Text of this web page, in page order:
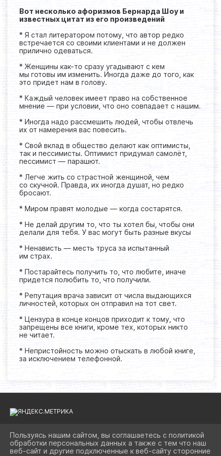
Вот несколько афоризмов Бернарда Шоу и
известных цитат из его произведений
* Я стал литератором потому, что автор редко
встречается со своими клиентами и не должен
прилично одеваться.
* Женщины как-то сразу угадывают с кем
мы готовы им изменить. Иногда даже до того, как
это придет нам в голову.
* Каждый человек имеет право на собственное
мнение — при условии, что оно совпадает с нашим.
* Иногда надо рассмешить людей, чтобы отвлечь
их от намерения вас повесить.
* Свой вклад в общество делают как оптимисты,
так и пессимисты. Оптимист придумал самолёт,
пессимист — парашют.
* Легче жить со страстной женщиной, чем
со скучной. Правда, их иногда душат, но редко
бросают.
* Миром правят молодые — когда состарятся.
* Не делай другим то, что ты хотел бы, чтобы они
делали для тебя. У вас могут быть разные вкусы
* Ненависть — месть труса за испытанный
им страх.
* Постарайтесь получить то, что любите, иначе
придется полюбить то, что получили.
* Репутация врача зависит от числа выдающихся
личностей, которых он отправил на тот свет.
* Цензура в конце концов приходит к тому, что
запрещены все книги, кроме тех, которых никто
не читает.
* Непристойность можно отыскать в любой книге,
за исключением телефонной.
2026 Г. BIBLIOAST.RU
ВХОД
Пользуясь нашим сайтом, вы соглашаетесь с политикой
обработки персональных данных а также с тем что наш
веб-сайт и другие подключенные к веб-сайту сторонние